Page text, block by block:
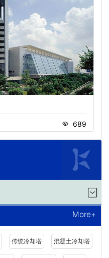
689
More+
传统冷却塔 混凝土冷却塔